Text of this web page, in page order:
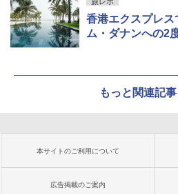
香港エクスプレ
ム・ダナンへの2
もっと関連記
本サイトのご利用について
広告掲載のご案内